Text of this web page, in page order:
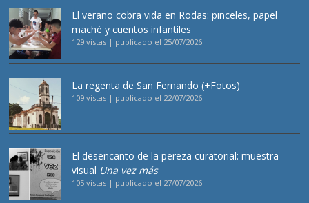
El verano cobra vida en Rodas: pinceles, papel
maché y cuentos infantiles
129 vistas | publicado el 25/07/2026
La regenta de San Fernando (+Fotos)
109 vistas | publicado el 22/07/2026
El desencanto de la pereza curatorial: muestra
visual Una vez más
105 vistas | publicado el 27/07/2026